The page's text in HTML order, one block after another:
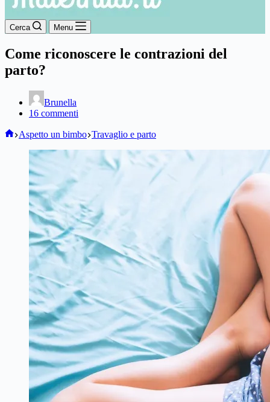
Cerca Menu
Come riconoscere le contrazioni del
parto?
Brunella
16 commenti
Home
Aspetto un bimbo Travaglio e parto